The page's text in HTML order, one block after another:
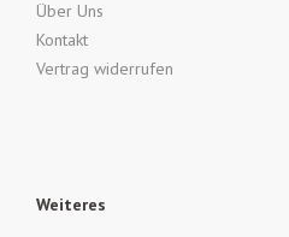
Über Uns
Kontakt
Vertrag widerrufen
Weiteres